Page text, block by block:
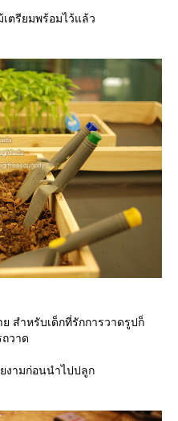
ตรียมพร้อมไว้แล้ว
สำหรับเด็กที่รักการวาดรูปก็
วาด
งามก่อนนำไปปลูก